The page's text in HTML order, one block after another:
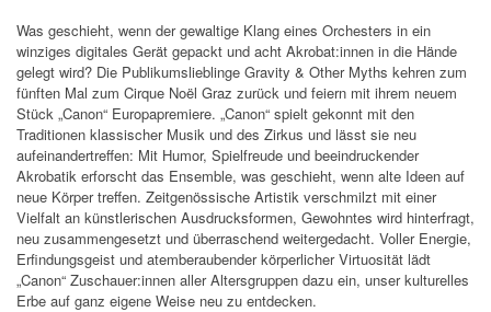
Was geschieht, wenn der gewaltige Klang eines Orchesters in ein
winziges digitales Gerät gepackt und acht Akrobat:innen in die Hände
gelegt wird? Die Publikumslieblinge Gravity & Other Myths kehren zum
fünften Mal zum Cirque Noël Graz zurück und feiern mit ihrem neuem
Stück „Canon“ Europapremiere. „Canon“ spielt gekonnt mit den
Traditionen klassischer Musik und des Zirkus und lässt sie neu
aufeinandertreffen: Mit Humor, Spielfreude und beeindruckender
Akrobatik erforscht das Ensemble, was geschieht, wenn alte Ideen auf
neue Körper treffen. Zeitgenössische Artistik verschmilzt mit einer
Vielfalt an künstlerischen Ausdrucksformen, Gewohntes wird hinterfragt,
neu zusammengesetzt und überraschend weitergedacht. Voller Energie,
Erfindungsgeist und atemberaubender körperlicher Virtuosität lädt
„Canon“ Zuschauer:innen aller Altersgruppen dazu ein, unser kulturelles
Erbe auf ganz eigene Weise neu zu entdecken.